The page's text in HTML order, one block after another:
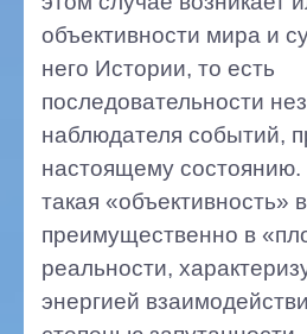
объективности мира и
него Истории, то есть
последовательности
наблюдателя событий,
настоящему состоянию.
такая «объективность»
преимущественно в
реальности,
энергией